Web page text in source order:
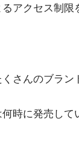
アクセス制限
さんのブラン
時に発売して